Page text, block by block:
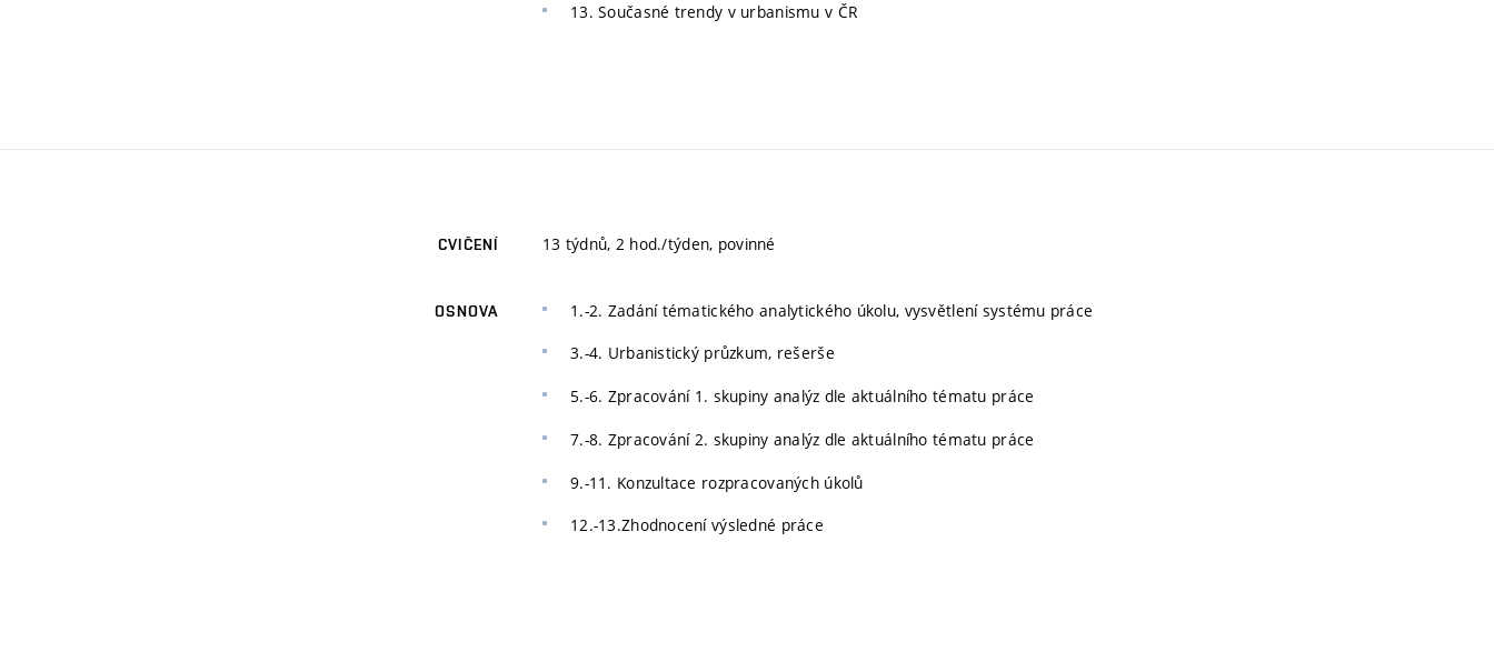
13. Současné trendy v urbanismu v ČR
CVIČENÍ 13 týdnů, 2 hod./týden, povinné
OSNOVA 1.-2. Zadání tématického analytického úkolu, vysvětlení systému práce
3.-4. Urbanistický průzkum, rešerše
5.-6. Zpracování 1. skupiny analýz dle aktuálního tématu práce
7.-8. Zpracování 2. skupiny analýz dle aktuálního tématu práce
9.-11. Konzultace rozpracovaných úkolů
12.-13.Zhodnocení výsledné práce